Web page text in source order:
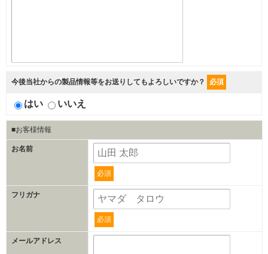
今後当社からの製品情報等をお送りしてもよろしいですか？ 必須
はい いいえ
■お客様情報
お名前
必須
フリガナ
必須
メールアドレス